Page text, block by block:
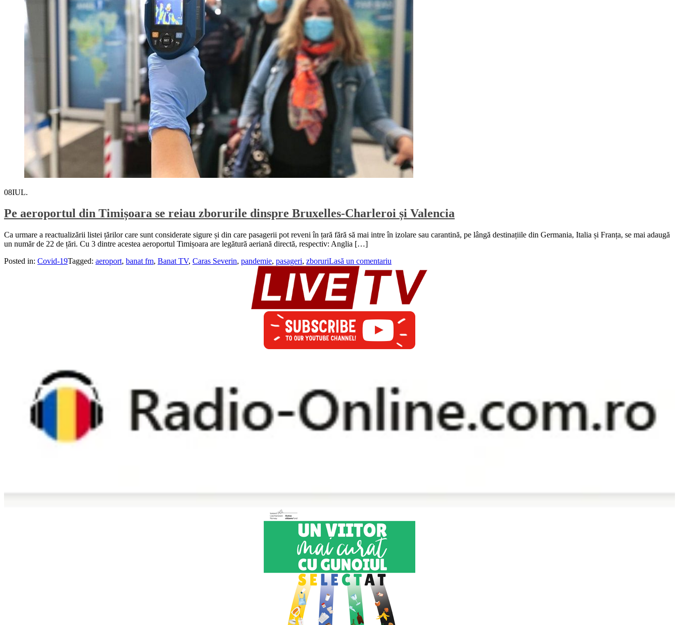
08IUL.
Pe aeroportul din Timișoara se reiau zborurile dinspre Bruxelles-Charleroi și Valencia
Ca urmare a reactualizării listei țărilor care sunt considerate sigure și din care pasagerii pot reveni în țară fără să mai intre în izolare sau carantină, pe lângă destinațiile din Germania, Italia și Franța, se mai adaugă
un număr de 22 de țări. Cu 3 dintre acestea aeroportul Timișoara are legătură aeriană directă, respectiv: Anglia […]
Posted in: Covid-19Tagged: aeroport, banat fm, Banat TV, Caras Severin, pandemie, pasageri, zboruriLasă un comentariu